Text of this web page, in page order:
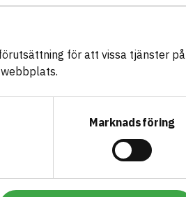
för att vissa tjänster på
Marknadsföring